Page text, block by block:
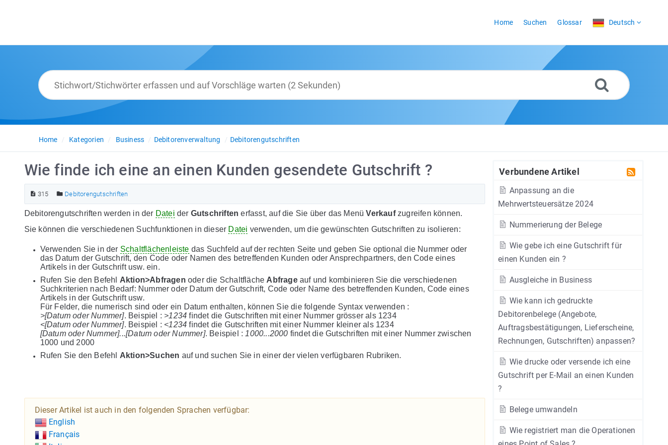
Home Suchen Glossar Deutsch
Home Kategorien Business Debitorenverwaltung Debitorengutschriften
Verbundene Artikel
Anpassung an die
Mehrwertsteuersätze 2024
Nummerierung der Belege
Wie gebe ich eine Gutschrift für
einen Kunden ein ?
Ausgleiche in Business
Wie kann ich gedruckte
Debitorenbelege (Angebote,
Auftragsbestätigungen, Lieferscheine,
Rechnungen, Gutschriften) anpassen?
Wie drucke oder versende ich eine
Gutschrift per E-Mail an einen Kunden
?
Belege umwandeln
Wie registriert man die Operationen
Wie finde ich eine an einen Kunden gesendete Gutschrift ?
315 Debitorengutschriften
Debitorengutschriften werden in der Datei der Gutschriften erfasst, auf die Sie über das MenüVerkaufzugreifen können.
Sie können die verschiedenen Suchfunktionen in dieser Datei verwenden, um die gewünschten Gutschriften zu isolieren:
Verwenden Sie in der Schaltflächenleiste das Suchfeld auf der rechten Seite und geben Sie optional die Nummer oder
das Datum der Gutschrift, den Code oder Namen des betreffenden Kunden oder Ansprechpartners, den Code eines
Artikels in der Gutschrift usw. ein.
Rufen Sie den Befehl Aktion>Abfragen oder die Schaltfläche Abfrageauf und kombinieren Sie die verschiedenen
Suchkriterien nach Bedarf: Nummer oder Datum der Gutschrift, Code oder Name des betreffenden Kunden, Code eines
Artikels in der Gutschrift usw.
Für Felder, die numerisch sind oder ein Datum enthalten, können Sie die folgende Syntax verwenden :
>[Datum oder Nummer]. Beispiel : >1234 findet die Gutschriften mit einer Nummer grösser als 1234
<[Datum oder Nummer]. Beispiel : <1234 findet die Gutschriften mit einer Nummer kleiner als 1234
[Datum oder Nummer]...[Datum oder Nummer]. Beispiel : 1000...2000 findet die Gutschriften mit einer Nummer zwischen
1000 und 2000
Rufen Sie den Befehl Aktion>Suchen auf und suchen Sie in einer der vielen verfügbaren Rubriken.
Dieser Artikel ist auch in den folgenden Sprachen verfügbar:
English
Français